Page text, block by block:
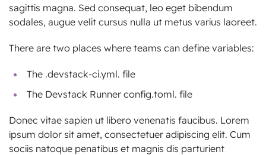
sagittis magna. Sed consequat, leo eget bibendum
sodales, augue velit cursus nulla ut metus varius laoreet.
There are two places where teams can define variables:
The .devstack-ci.yml. file
The Devstack Runner config.toml. file
Donec vitae sapien ut libero venenatis faucibus. Lorem
ipsum dolor sit amet, consectetuer adipiscing elit. Cum
sociis natoque penatibus et magnis dis parturient